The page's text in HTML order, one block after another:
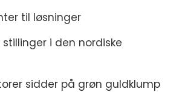
til løsninger
i den nordiske
sidder på grøn guldklump